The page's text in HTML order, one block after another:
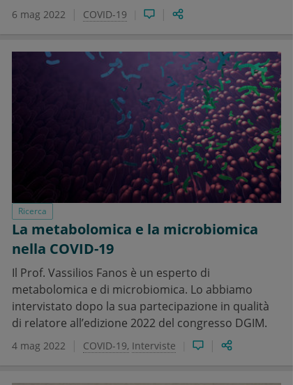
6 mag 2022 COVID-19
Ricerca
La metabolomica e la microbiomica
nella COVID-19
Il Prof. Vassilios Fanos è un esperto di
metabolomica e di microbiomica. Lo abbiamo
intervistato dopo la sua partecipazione in qualità
di relatore all’edizione 2022 del congresso DGIM.
4 mag 2022 COVID-19 Interviste